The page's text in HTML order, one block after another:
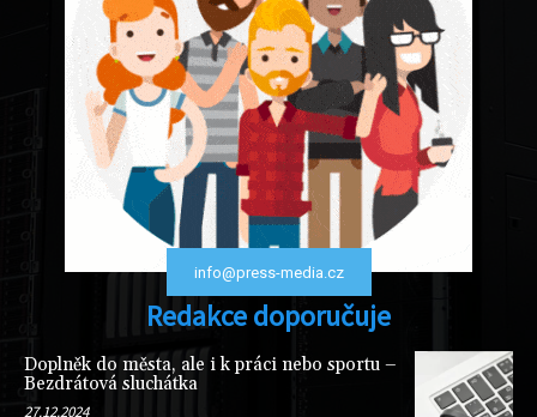
info@press-media.cz
Redakce doporučuje
Doplněk do města, ale i k práci nebo sportu –
Bezdrátová sluchátka
27.12.2024